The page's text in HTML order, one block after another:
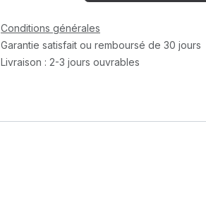
Conditions générales
Garantie satisfait ou remboursé de 30 jours
Livraison : 2-3 jours ouvrables